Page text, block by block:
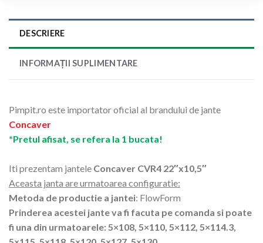
DESCRIERE
INFORMAȚII SUPLIMENTARE
Pimpit.ro este importator oficial al brandului de jante
Concaver
*Pretul afisat, se refera la 1 bucata!
Iti prezentam jantele Concaver CVR4 22″x10,5″
Aceasta janta are urmatoarea configuratie:
Metoda de productie a jantei: FlowForm
Prinderea acestei jante va fi facuta pe comanda si poate
fi una din urmatoarele: 5×108, 5×110, 5×112, 5×114.3,